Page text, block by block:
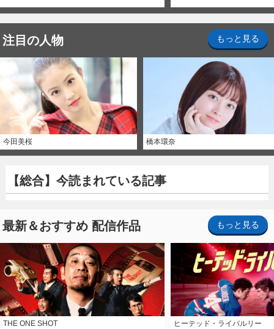
注目の人物 もっと見る
今田美桜 橋本環奈
【総合】今読まれている記事
最新＆おすすめ 配信作品 もっと見る
THE ONE SHOT
ヒーテッド・ライバルリー